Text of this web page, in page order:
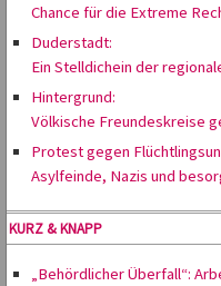
Chance für die Extreme
Duderstadt:
Ein Stelldichein der
Hintergrund:
Völkische Freundeskreise
Protest gegen
Asylfeinde, Nazis und
KURZ & KNAPP
„Behördlicher Überfall“: